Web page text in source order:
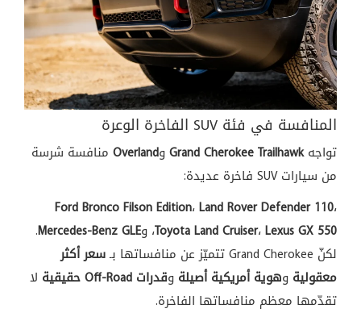
المنافسة في فئة SUV الفاخرة الوعرة
تواجهGrand Cherokee TrailhawkوOverland منافسة شرسة
من سيارات SUV
فاخرة عديدة:
Ford Bronco Filson Edition،Land Rover Defender 110،
Toyota Land Cruiser،Lexus GX 550 ، وMercedes-Benz GLE
.
لكنّ Grand Cherokeeتتميّز عن منافساتها بـسعر أكثر
معقولية وهوية أمريكية أصيلة وقدرات Off-Road حقيقية
لا
تقدّمها معظم منافساتها الفاخرة.